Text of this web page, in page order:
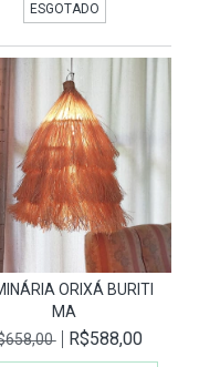
ESGOTADO
ORIXÁ BURITI
MA
R$588,00